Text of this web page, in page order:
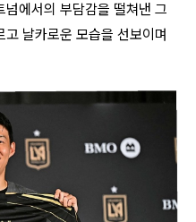
에서의 부담감을 떨쳐낸 그
날카로운 모습을 선보이며